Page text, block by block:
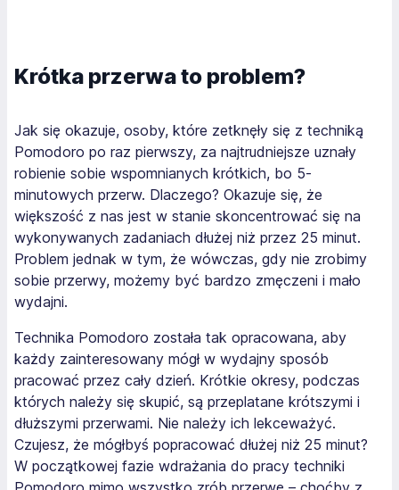
Krótka przerwa to problem?
Jak się okazuje, osoby, które zetknęły się z techniką
Pomodoro po raz pierwszy, za najtrudniejsze uznały
robienie sobie wspomnianych krótkich, bo 5-
minutowych przerw. Dlaczego? Okazuje się, że
większość z nas jest w stanie skoncentrować się na
wykonywanych zadaniach dłużej niż przez 25 minut.
Problem jednak w tym, że wówczas, gdy nie zrobimy
sobie przerwy, możemy być bardzo zmęczeni i mało
wydajni.
Technika Pomodoro została tak opracowana, aby
każdy zainteresowany mógł w wydajny sposób
pracować przez cały dzień. Krótkie okresy, podczas
których należy się skupić, są przeplatane krótszymi i
dłuższymi przerwami. Nie należy ich lekceważyć.
Czujesz, że mógłbyś popracować dłużej niż 25 minut?
W początkowej fazie wdrażania do pracy techniki